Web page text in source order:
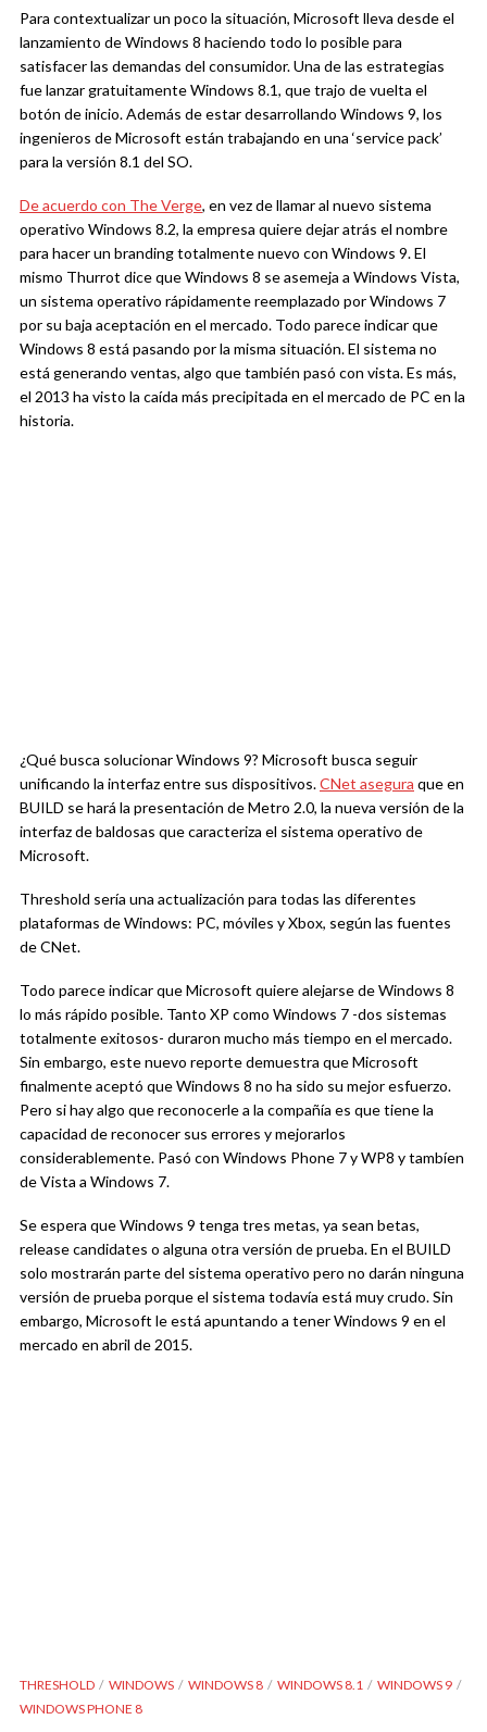
Para contextualizar un poco la situación, Microsoft lleva desde el
lanzamiento de Windows 8 haciendo todo lo posible para
satisfacer las demandas del consumidor. Una de las estrategias
fue lanzar gratuitamente Windows 8.1, que trajo de vuelta el
botón de inicio. Además de estar desarrollando Windows 9, los
ingenieros de Microsoft están trabajando en una ‘service pack’
para la versión 8.1 del SO.
De acuerdo con The Verge, en vez de llamar al nuevo sistema
operativo Windows 8.2, la empresa quiere dejar atrás el nombre
para hacer un branding totalmente nuevo con Windows 9. El
mismo Thurrot dice que Windows 8 se asemeja a Windows Vista,
un sistema operativo rápidamente reemplazado por Windows 7
por su baja aceptación en el mercado. Todo parece indicar que
Windows 8 está pasando por la misma situación. El sistema no
está generando ventas, algo que también pasó con vista. Es más,
el 2013 ha visto la caída más precipitada en el mercado de PC en la
historia.
¿Qué busca solucionar Windows 9? Microsoft busca seguir
unificando la interfaz entre sus dispositivos.CNet asegura que en
BUILD se hará la presentación de Metro 2.0, la nueva versión de la
interfaz de baldosas que caracteriza el sistema operativo de
Microsoft.
Threshold sería una actualización para todas las diferentes
plataformas de Windows: PC, móviles y Xbox, según las fuentes
de CNet.
Todo parece indicar que Microsoft quiere alejarse de Windows 8
lo más rápido posible. Tanto XP como Windows 7 -dos sistemas
totalmente exitosos- duraron mucho más tiempo en el mercado.
Sin embargo, este nuevo reporte demuestra que Microsoft
finalmente aceptó que Windows 8 no ha sido su mejor esfuerzo.
Pero si hay algo que reconocerle a la compañía es que tiene la
capacidad de reconocer sus errores y mejorarlos
considerablemente. Pasó con Windows Phone 7 y WP8 y tambíen
de Vista a Windows 7.
Se espera que Windows 9 tenga tres metas, ya sean betas,
release candidates o alguna otra versión de prueba. En el BUILD
solo mostrarán parte del sistema operativo pero no darán ninguna
versión de prueba porque el sistema todavía está muy crudo. Sin
embargo, Microsoft le está apuntando a tener Windows 9 en el
mercado en abril de 2015.
THRESHOLD WINDOWS WINDOWS 8 WINDOWS 8.1
WINDOWS 9
WINDOWS PHONE 8